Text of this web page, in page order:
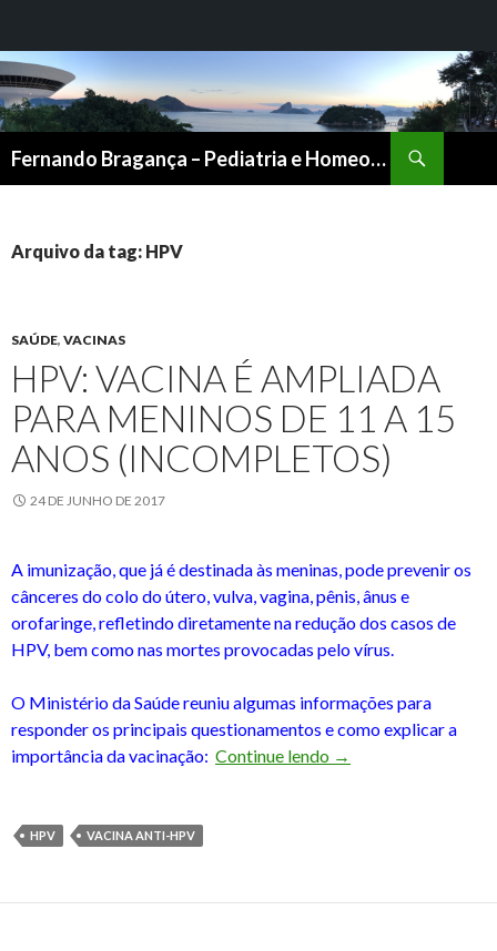
Fernando Bragança – Pediatria e Homeopatia
CONTEÚDO
Arquivo da tag: HPV
SAÚDE, VACINAS
HPV: VACINA É AMPLIADA
PARA MENINOS DE 11 A 15
ANOS (INCOMPLETOS)
24 DE JUNHO DE 2017
A imunização, que já é destinada às meninas, pode prevenir os
cânceres do colo do útero, vulva, vagina, pênis, ânus e
orofaringe, refletindo diretamente na redução dos casos de
HPV, bem como nas mortes provocadas pelo vírus.
O Ministério da Saúde reuniu algumas informações para
responder os principais questionamentos e como explicar a
importância da vacinação: Continue lendo HPV: vacina é
→
HPV VACINA ANTI-HPV